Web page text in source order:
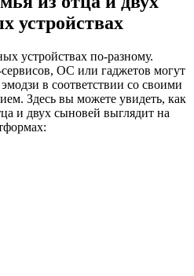
устройствах
устройствах по-разному.
ОС или гаджетов могут
в соответствии со своими
Здесь вы можете увидеть, как
и двух сыновей выглядит на